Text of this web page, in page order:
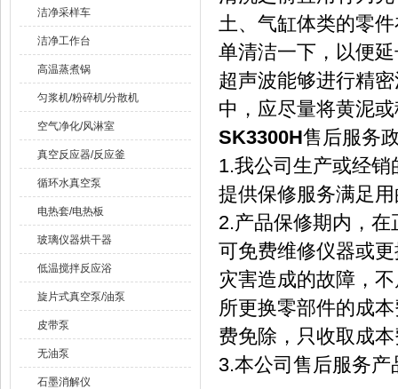
洁净采样车
洁净工作台
高温蒸煮锅
匀浆机/粉碎机/分散机
空气净化/风淋室
真空反应器/反应釜
循环水真空泵
电热套/电热板
玻璃仪器烘干器
低温搅拌反应浴
旋片式真空泵/油泵
皮带泵
无油泵
石墨消解仪
土、气缸体类的零
单清洁一下，以便
超声波能够进行精
中，应尽量将黄泥
SK3300H售后服务
1.我公司生产或经
提供保修服务满足
2.产品保修期内，
可免费维修仪器或
灾害造成的故障，
所更换零部件的成
费免除，只收取成
3.本公司售后服务